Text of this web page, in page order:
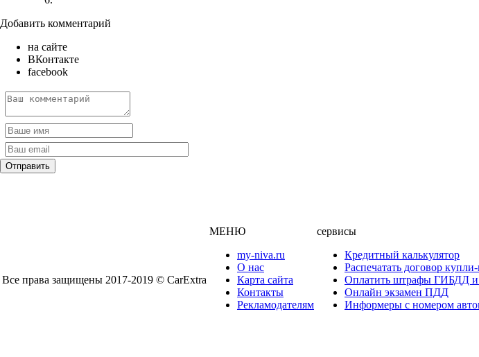
Добавить комментарий
на сайте
ВКонтакте
facebook
Все права защищены 2017-2019 © CarExtra
МЕНЮ
my-niva.ru
О нас
Карта сайта
Контакты
Рекламодателям
сервисы
Кредитный калькулятор
Распечатать договор
Оплатить штрафы ГИБДД и
Онлайн экзамен ПДД
Информеры с номером